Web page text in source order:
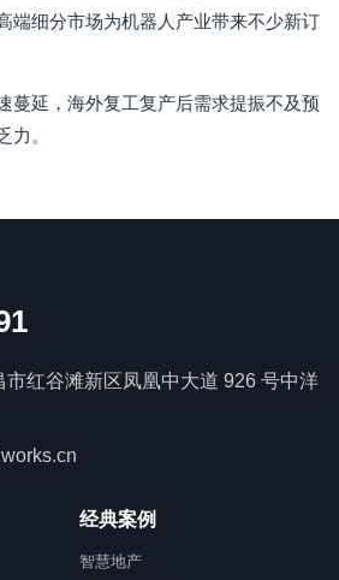
端细分市场为机器人产业带来不少新订
蔓延，海外复工复产后需求提振不及预
力。
红谷滩新区凤凰中大道 926 号中洋
经典案例
智慧地产